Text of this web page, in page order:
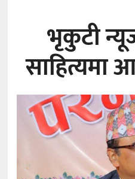
भृकुटी
साहित्यमा